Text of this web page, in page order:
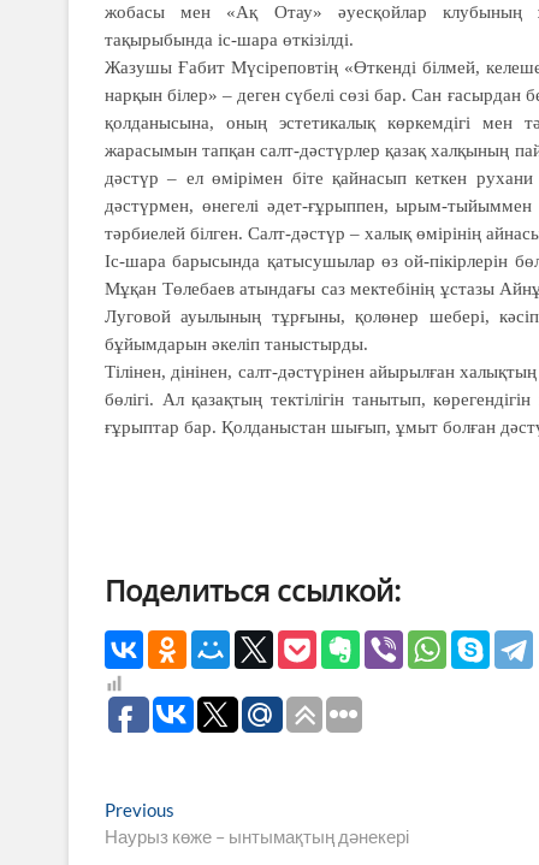
жобасы мен «Ақ Отау» әуесқойлар клубының
тақырыбында іс-шара өткізілді.
Жазушы Ғабит Мүсіреповтің «Өткенді білмей,
нарқын білер» – деген сүбелі сөзі бар. Сан ғасырдан
қолданысына, оның эстетикалық көркемдігі мен
жарасымын тапқан салт-дәстүрлер қазақ халқының
дәстүр – ел өмірімен біте қайнасып кеткен
дәстүрмен, өнегелі әдет-ғұрыппен, ырым-
тәрбиелей білген. Салт-дәстүр – халық өмірінің
Іс-шара барысында қатысушылар өз ой-пікірлерін
Мұқан Төлебаев атындағы саз мектебінің ұстазы
Луговой ауылының тұрғыны, қолөнер шебері,
бұйымдарын әкеліп таныстырды.
Тілінен, дінінен, салт-дәстүрінен айырылған
бөлігі. Ал қазақтың тектілігін танытып,
ғұрыптар бар. Қолданыстан шығып, ұмыт болған
Поделиться ссылкой:
Навигация
по
Previous
post:
Наурыз көже – ынтымақтың дәнекері